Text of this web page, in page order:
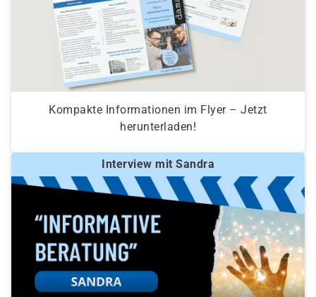
Kompakte Informationen im Flyer – Jetzt
herunterladen!
Interview mit Sandra